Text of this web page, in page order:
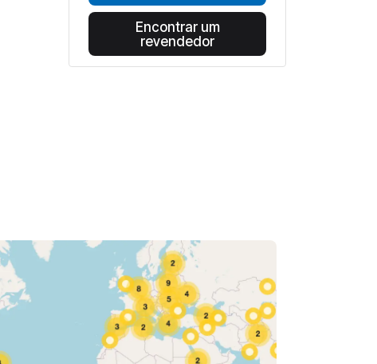
Encontrar um
revendedor